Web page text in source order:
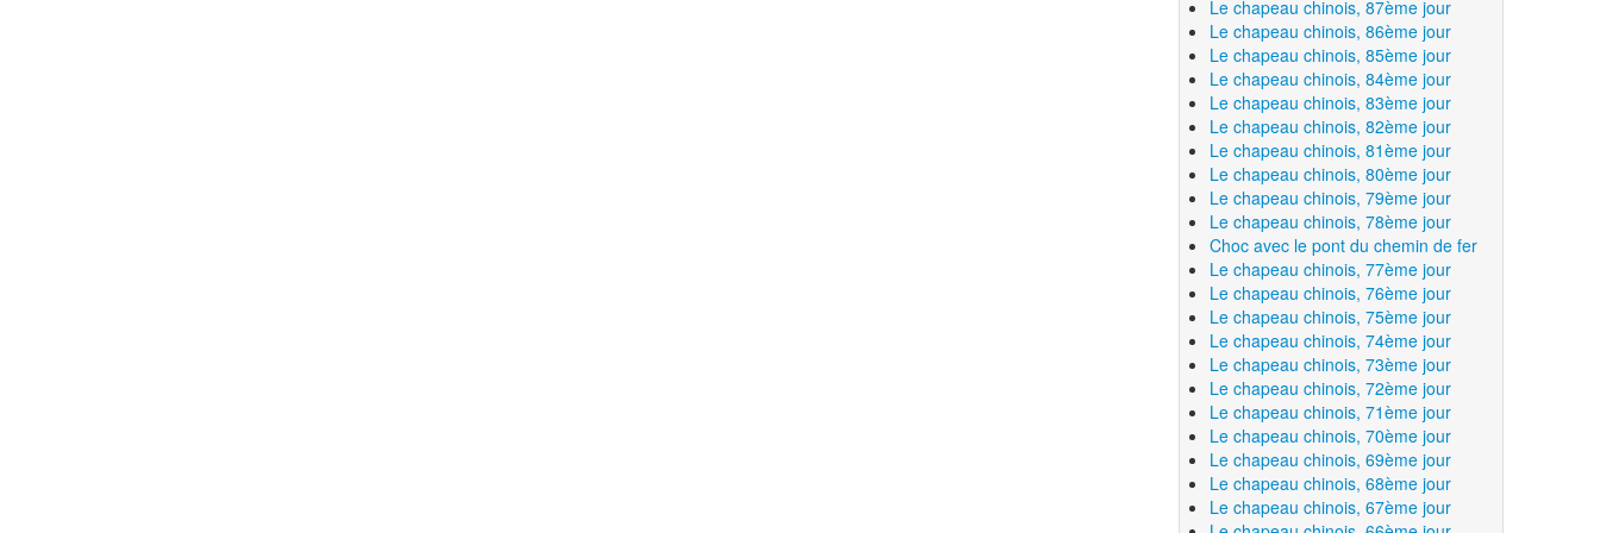
Le chapeau chinois, 87ème jour
Le chapeau chinois, 86ème jour
Le chapeau chinois, 85ème jour
Le chapeau chinois, 84ème jour
Le chapeau chinois, 83ème jour
Le chapeau chinois, 82ème jour
Le chapeau chinois, 81ème jour
Le chapeau chinois, 80ème jour
Le chapeau chinois, 79ème jour
Le chapeau chinois, 78ème jour
Choc avec le pont du chemin de fer
Le chapeau chinois, 77ème jour
Le chapeau chinois, 76ème jour
Le chapeau chinois, 75ème jour
Le chapeau chinois, 74ème jour
Le chapeau chinois, 73ème jour
Le chapeau chinois, 72ème jour
Le chapeau chinois, 71ème jour
Le chapeau chinois, 70ème jour
Le chapeau chinois, 69ème jour
Le chapeau chinois, 68ème jour
Le chapeau chinois, 67ème jour